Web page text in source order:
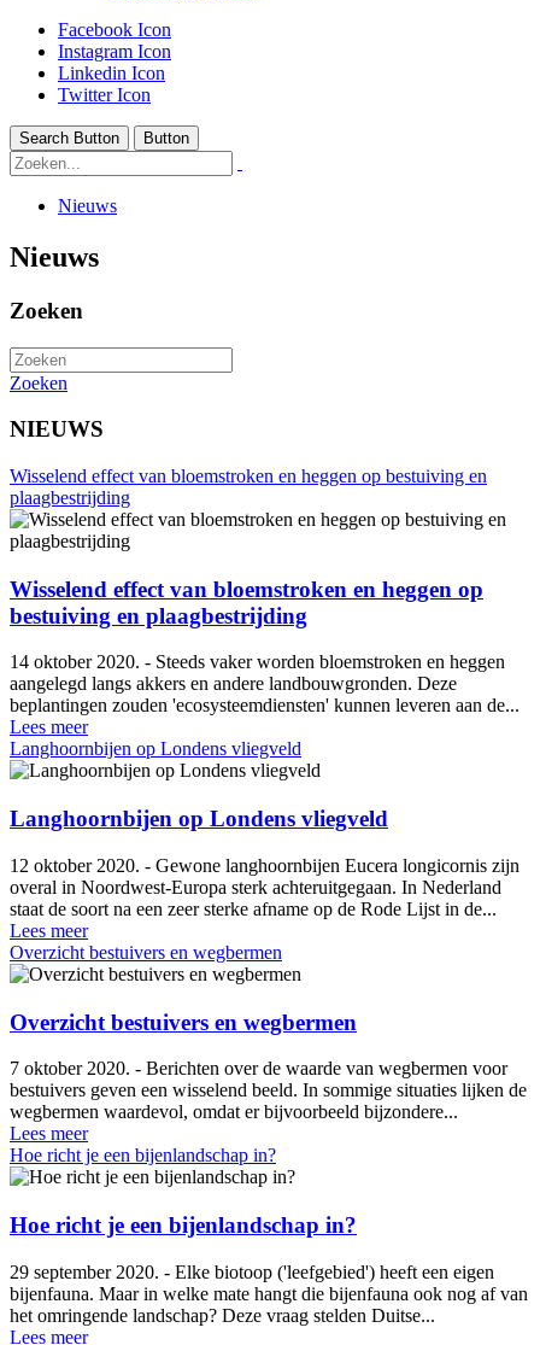
Facebook Icon
Instagram Icon
Linkedin Icon
Twitter Icon
Search Button Button
Nieuws
Nieuws
Zoeken
Zoeken
NIEUWS
Wisselend effect van bloemstroken en heggen op bestuiving en
plaagbestrijding
Wisselend effect van bloemstroken en heggen op
bestuiving en plaagbestrijding
14 oktober 2020. - Steeds vaker worden bloemstroken en heggen
aangelegd langs akkers en andere landbouwgronden. Deze
beplantingen zouden 'ecosysteemdiensten' kunnen leveren aan de...
Lees meer
Langhoornbijen op Londens vliegveld
Langhoornbijen op Londens vliegveld
12 oktober 2020. - Gewone langhoornbijen Eucera longicornis zijn
overal in Noordwest-Europa sterk achteruitgegaan. In Nederland
staat de soort na een zeer sterke afname op de Rode Lijst in de...
Lees meer
Overzicht bestuivers en wegbermen
Overzicht bestuivers en wegbermen
7 oktober 2020. - Berichten over de waarde van wegbermen voor
bestuivers geven een wisselend beeld. In sommige situaties lijken de
wegbermen waardevol, omdat er bijvoorbeeld bijzondere...
Lees meer
Hoe richt je een bijenlandschap in?
Hoe richt je een bijenlandschap in?
29 september 2020. - Elke biotoop ('leefgebied') heeft een eigen
bijenfauna. Maar in welke mate hangt die bijenfauna ook nog af van
het omringende landschap? Deze vraag stelden Duitse...
Lees meer